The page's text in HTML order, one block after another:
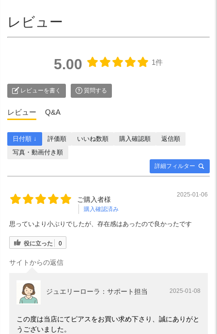
レビュー
5.00 1件
レビューを書く 質問する
レビュー Q&A
詳細フィルター
日付順 ↓ 評価順 いいね数順 購入確認順
返信順
写真・動画付き順
ご購入者様
購入確認済み
2025-01-06
思っていより小ぶりでしたが、存在感はあったので良かったです
役に立った 0
サイトからの返信
ジュエリーローラ：サポート担当 2025-01-08
この度は当店にてピアスをお買い求め下さり、誠にありがと
うございました。